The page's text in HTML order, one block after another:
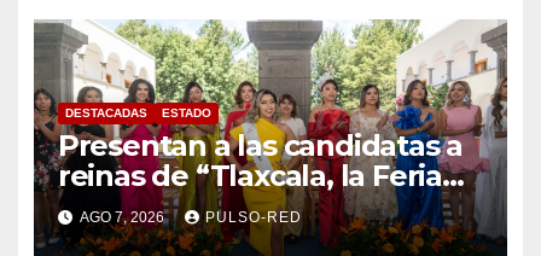
DESTACADAS ESTADO
Presentan a las candidatas a
reinas de “Tlaxcala, la Feria
de Ferias 2026: La Flor
Tlaxcalteca”
AGO 7, 2026 PULSO-RED